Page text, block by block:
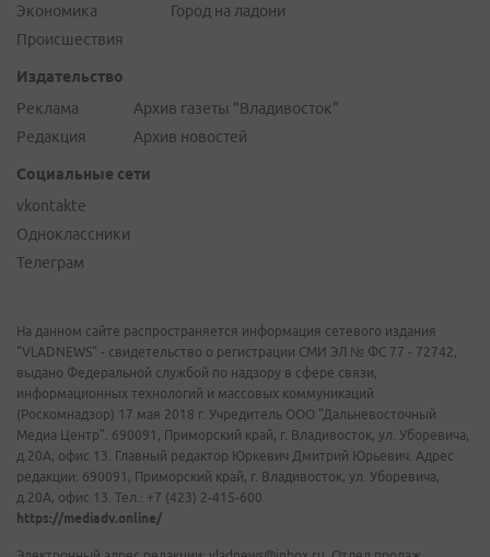
Экономика
Происшествия
Город на ладони
Издательство
Реклама
Редакция
Архив газеты "Владивосток"
Архив новостей
Социальные сети
vkontakte
Одноклассники
Телеграм
На данном сайте распространяется информация сетевого издания
"VLADNEWS" - свидетельство о регистрации СМИ ЭЛ № ФС 77 - 72742,
выдано Федеральной службой по надзору в сфере связи,
информационных технологий и массовых коммуникаций
(Роскомнадзор) 17 мая 2018 г. Учредитель ООО "Дальневосточный
Медиа Центр". 690091, Приморский край, г. Владивосток, ул. Уборевича,
д.20А, офис 13. Главный редактор Юркевич Дмитрий Юрьевич. Адрес
редакции: 690091, Приморский край, г. Владивосток, ул. Уборевича,
д.20А, офис 13. Тел.: +7 (423) 2-415-600.
https://mediadv.online/